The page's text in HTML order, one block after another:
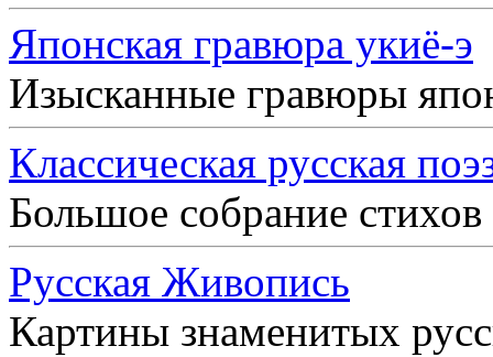
Японская гравюра укиё-э
Изысканные гравюры
Классическая русская
Большое собрание
Русская Живопись
Картины знаменитых